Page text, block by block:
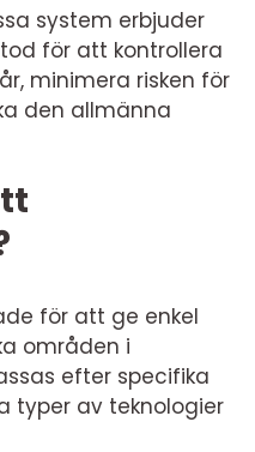
system erbjuder
för att kontrollera
minimera risken för
den allmänna
för att ge enkel
områden i
efter specifika
typer av teknologier